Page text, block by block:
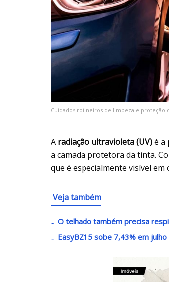
Cuidados rotineiros de limpeza e proteção
A radiação ultravioleta (UV)é a
a camada protetora da tinta.
que é especialmente visível
Veja também
O telhado também precisa
EasyBZ15 sobe 7,43% em